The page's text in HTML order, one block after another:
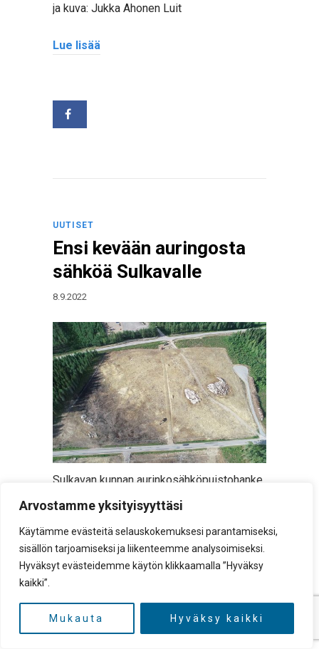
Arvostamme yksityisyyttäsi
Käytämme evästeitä selauskokemuksesi parantamiseksi,
sisällön tarjoamiseksi ja liikenteemme analysoimiseksi.
Hyväksyt evästeidemme käytön klikkaamalla ”Hyväksy
kaikki”.
Mukauta Hyväksy kaikki
ja kuva: Jukka Ahonen Luit
Lue lisää
UUTISET
Ensi kevään auringosta
sähköä Sulkavalle
8.9.2022
Sulkavan kunnan aurinkosähköpuistohanke
etenee aikataulun mukaisesti.
järjestämässä nimikilpailussa nimekseen
SunSulkava. Aurinkosähköpuisto
rakennetaan vuosina 2022–2023. Noin
kuntakeskuksen pohjoispuolelle
asennetaan teollisen kokoluokan